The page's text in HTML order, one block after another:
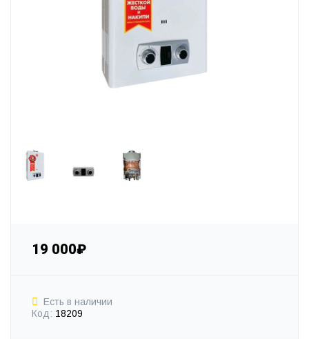
19 000₽
Есть в наличии
Код: 18209